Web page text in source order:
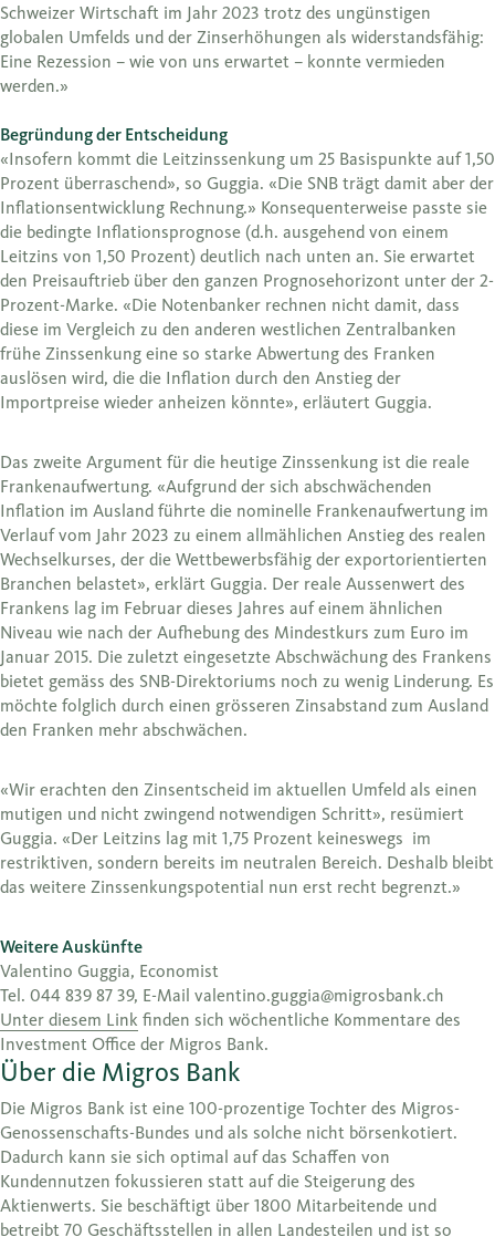
Schweizer Wirtschaft im Jahr 2023 trotz des ungünstigen
globalen Umfelds und der Zinserhöhungen als widerstandsfähig:
Eine Rezession – wie von uns erwartet – konnte vermieden
werden.»
Begründung der Entscheidung
«Insofern kommt die Leitzinssenkung um 25 Basispunkte auf 1,50
Prozent überraschend», so Guggia. «Die SNB trägt damit aber der
Inflationsentwicklung Rechnung.» Konsequenterweise passte sie
die bedingte Inflationsprognose (d.h. ausgehend von einem
Leitzins von 1,50 Prozent) deutlich nach unten an. Sie erwartet
den Preisauftrieb über den ganzen Prognosehorizont unter der 2-
Prozent-Marke. «Die Notenbanker rechnen nicht damit, dass
diese im Vergleich zu den anderen westlichen Zentralbanken
frühe Zinssenkung eine so starke Abwertung des Franken
auslösen wird, die die Inflation durch den Anstieg der
Importpreise wieder anheizen könnte», erläutert Guggia.
Das zweite Argument für die heutige Zinssenkung ist die reale
Frankenaufwertung. «Aufgrund der sich abschwächenden
Inflation im Ausland führte die nominelle Frankenaufwertung im
Verlauf vom Jahr 2023 zu einem allmählichen Anstieg des realen
Wechselkurses, der die Wettbewerbsfähig der exportorientierten
Branchen belastet», erklärt Guggia. Der reale Aussenwert des
Frankens lag im Februar dieses Jahres auf einem ähnlichen
Niveau wie nach der Aufhebung des Mindestkurs zum Euro im
Januar 2015. Die zuletzt eingesetzte Abschwächung des Frankens
bietet gemäss des SNB-Direktoriums noch zu wenig Linderung. Es
möchte folglich durch einen grösseren Zinsabstand zum Ausland
den Franken mehr abschwächen.
«Wir erachten den Zinsentscheid im aktuellen Umfeld als einen
mutigen und nicht zwingend notwendigen Schritt», resümiert
Guggia. «Der Leitzins lag mit 1,75 Prozent keineswegs im
restriktiven, sondern bereits im neutralen Bereich. Deshalb bleibt
das weitere Zinssenkungspotential nun erst recht begrenzt.»
Weitere Auskünfte
Valentino Guggia, Economist
Tel. 044 839 87 39, E-Mail valentino.guggia@migrosbank.ch
Unter diesem Link finden sich wöchentliche Kommentare des
Investment Office der Migros Bank.
Über die Migros Bank
Die Migros Bank ist eine 100-prozentige Tochter des Migros-
Genossenschafts-Bundes und als solche nicht börsenkotiert.
Dadurch kann sie sich optimal auf das Schaffen von
Kundennutzen fokussieren statt auf die Steigerung des
Aktienwerts. Sie beschäftigt über 1800 Mitarbeitende und
betreibt 70 Geschäftsstellen in allen Landesteilen und ist so